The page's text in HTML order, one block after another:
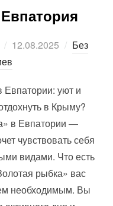
Опубликовано
12.08.2025
Без
Евпатории: уют и
в Крыму?
в Евпатории —
чувствовать себя
видами. Что есть
рыбка» вас
необходимым. Вы